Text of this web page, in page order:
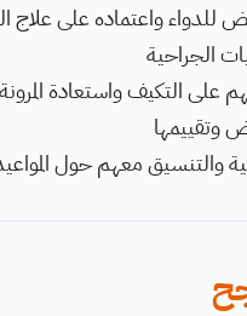
للدواء واعتماده على علاج
الجراحية
التكيف واستعادة المرونة
وتقييمها
والتنسيق معهم حول